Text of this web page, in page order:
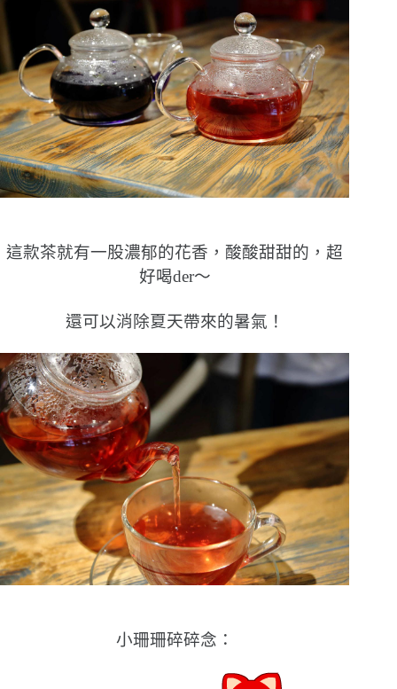
這款茶就有一股濃郁的花香，酸酸甜甜的，超
好喝der〜
還可以消除夏天帶來的暑氣！
小珊珊碎碎念：